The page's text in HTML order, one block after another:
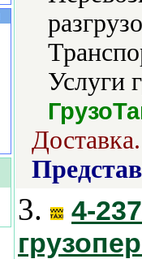
Услуги
Доставка.
3.
4-